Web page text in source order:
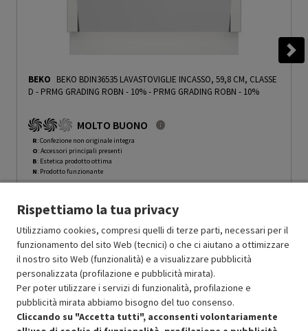
BEKO BEKO BDIN36535 LAVASTOVIGLIE INCASSO, 59,8 CM, CLASSE
D - PRMG GRADING ROBN - 10%- PRMG GRADING ROBN - 10%
MOLTO BUONO
R: Confezione non originale integra
O: Accessori principali presenti
B: Estetica prodotto ottima
N: Prodotto funzionante
Ricondizionato Prezzo ridotto da
485.99a-30%
In Promozione 340.19
Aggiungi al carrello
SCONTO RICONDIZIONATI
Rispettiamo la tua privacy
Utilizziamo cookies, compresi quelli di terze parti, necessari per il
funzionamento del sito Web (tecnici) o che ci aiutano a ottimizzare
il nostro sito Web (funzionalità) e a visualizzare pubblicità
personalizzata (profilazione e pubblicità mirata).
Per poter utilizzare i servizi di funzionalità, profilazione e
pubblicità mirata abbiamo bisogno del tuo consenso.
Cliccando su "Accetta tutti", acconsenti volontariamente